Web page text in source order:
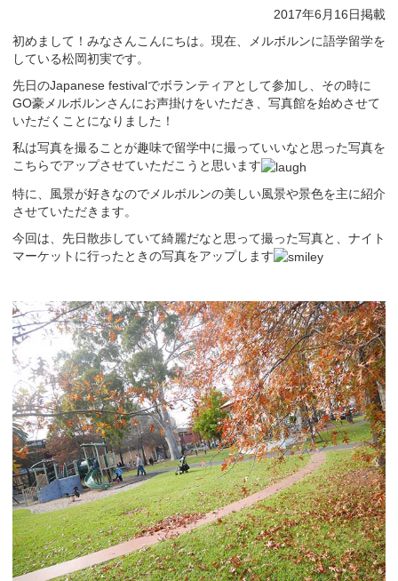
2017年6月16日掲載
初めまして！みなさんこんにちは。現在、メルボルンに語学留学を
している松岡初実です。
先日のJapanese festivalでボランティアとして参加し、その時に
GO豪メルボルンさんにお声掛けをいただき、写真館を始めさせて
いただくことになりました！
私は写真を撮ることが趣味で留学中に撮っていいなと思った写真を
こちらでアップさせていただこうと思います
特に、風景が好きなのでメルボルンの美しい風景や景色を主に紹介
させていただきます。
今回は、先日散歩していて綺麗だなと思って撮った写真と、ナイト
マーケットに行ったときの写真をアップします